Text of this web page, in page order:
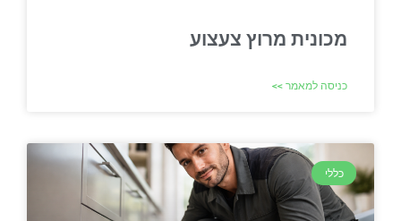
מכונית מרוץ צעצוע
כניסה למאמר >>
כללי